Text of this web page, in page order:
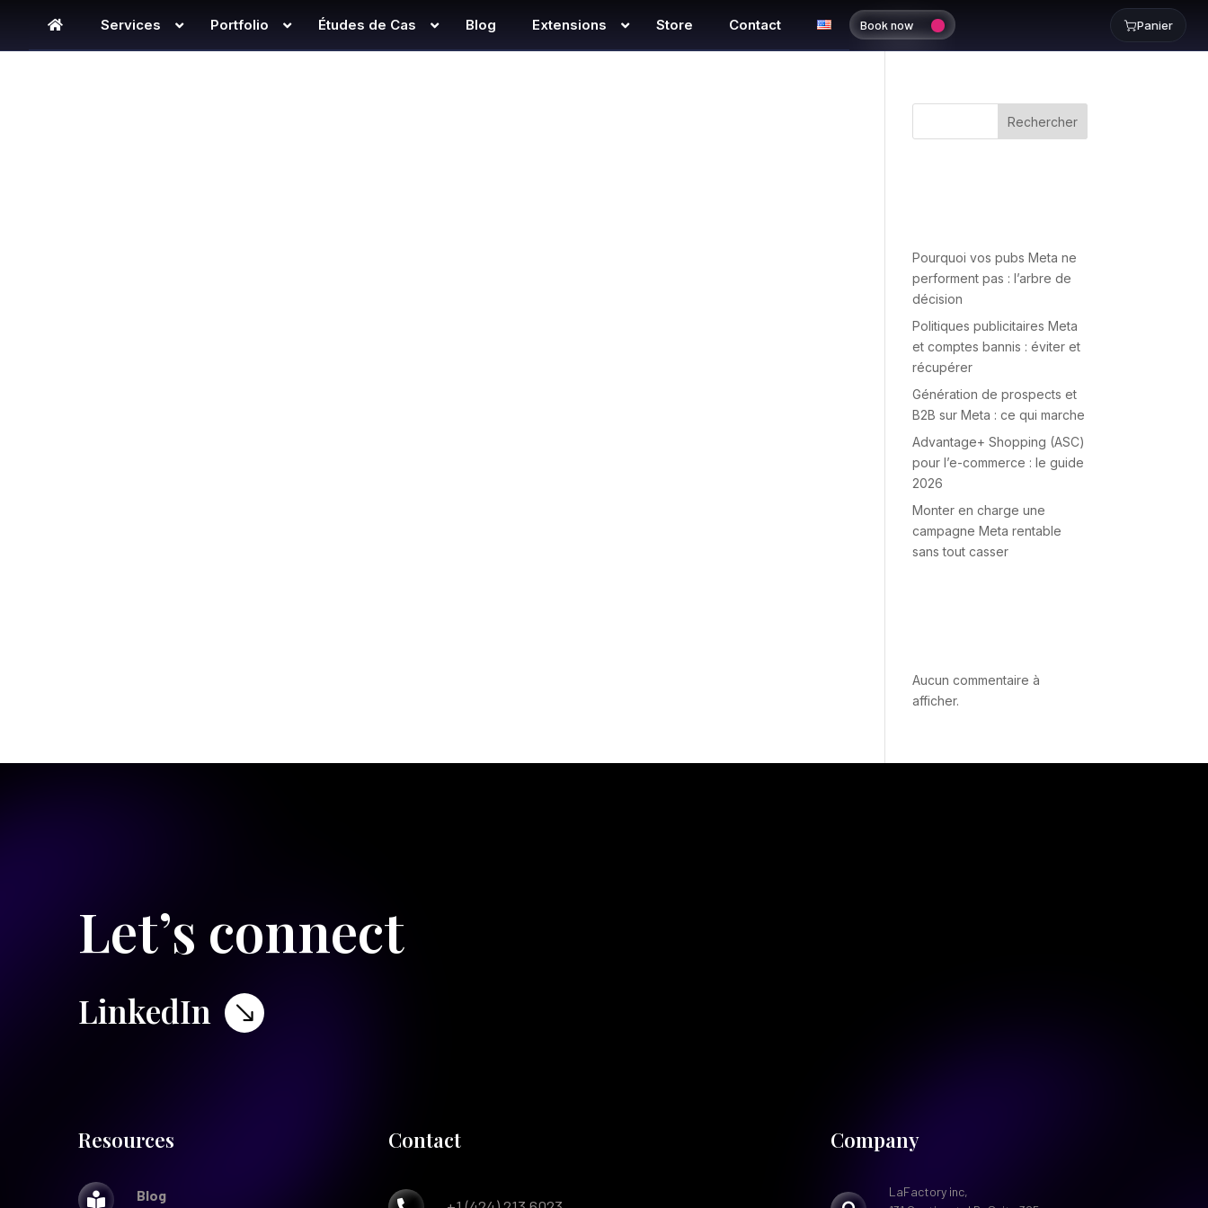
Services Portfolio Études de Cas Blog Extensions Store Contact Book now
Rechercher
Pourquoi vos pubs Meta ne
performent pas : l’arbre de
décision
Politiques publicitaires Meta
et comptes bannis : éviter et
récupérer
Génération de prospects et
B2B sur Meta : ce qui marche
Advantage+ Shopping (ASC)
pour l’e-commerce : le guide
2026
Monter en charge une
campagne Meta rentable
sans tout casser
Aucun commentaire à
afficher.
Let’s connect
$
LinkedIn
Resources
 Blog
Contact Company
LaFactory inc,
Panier